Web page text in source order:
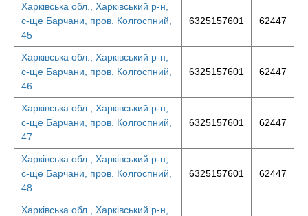
Харківська обл., Харківський р-н,
с-ще Барчани, пров. Колгоспний,
45
6325157601 62447
Харківська обл., Харківський р-н,
с-ще Барчани, пров. Колгоспний,
46
6325157601 62447
Харківська обл., Харківський р-н,
с-ще Барчани, пров. Колгоспний,
47
6325157601 62447
Харківська обл., Харківський р-н,
с-ще Барчани, пров. Колгоспний,
48
6325157601 62447
Харківська обл., Харківський р-н,